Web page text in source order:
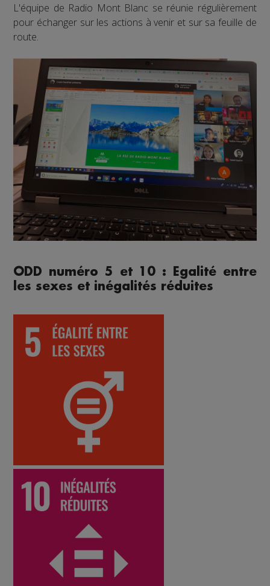
L'équipe de Radio Mont Blanc se réunie régulièrement
pour échanger sur les actions à venir et sur sa feuille de
route.
ODD numéro 5 et 10 : Egalité entre
les sexes et inégalités réduites